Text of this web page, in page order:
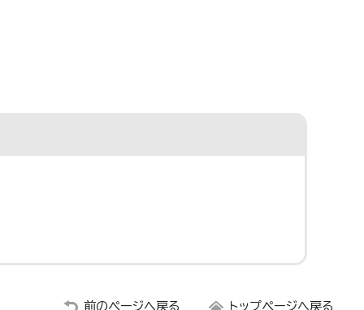
前のページへ戻る トップページへ戻る